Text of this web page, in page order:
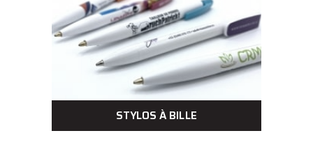
STYLOS À BILLE